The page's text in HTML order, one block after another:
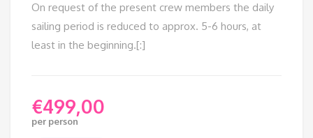
On request of the present crew members the daily
sailing period is reduced to approx. 5-6 hours, at
least in the beginning.[:]
€499,00
per person